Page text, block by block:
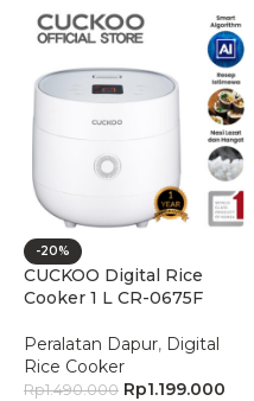
-20%
CUCKOO Digital Rice
Cooker 1 L CR-0675F
Peralatan Dapur, Digital
Rice Cooker
Rp1.490.000 Rp1.199.000